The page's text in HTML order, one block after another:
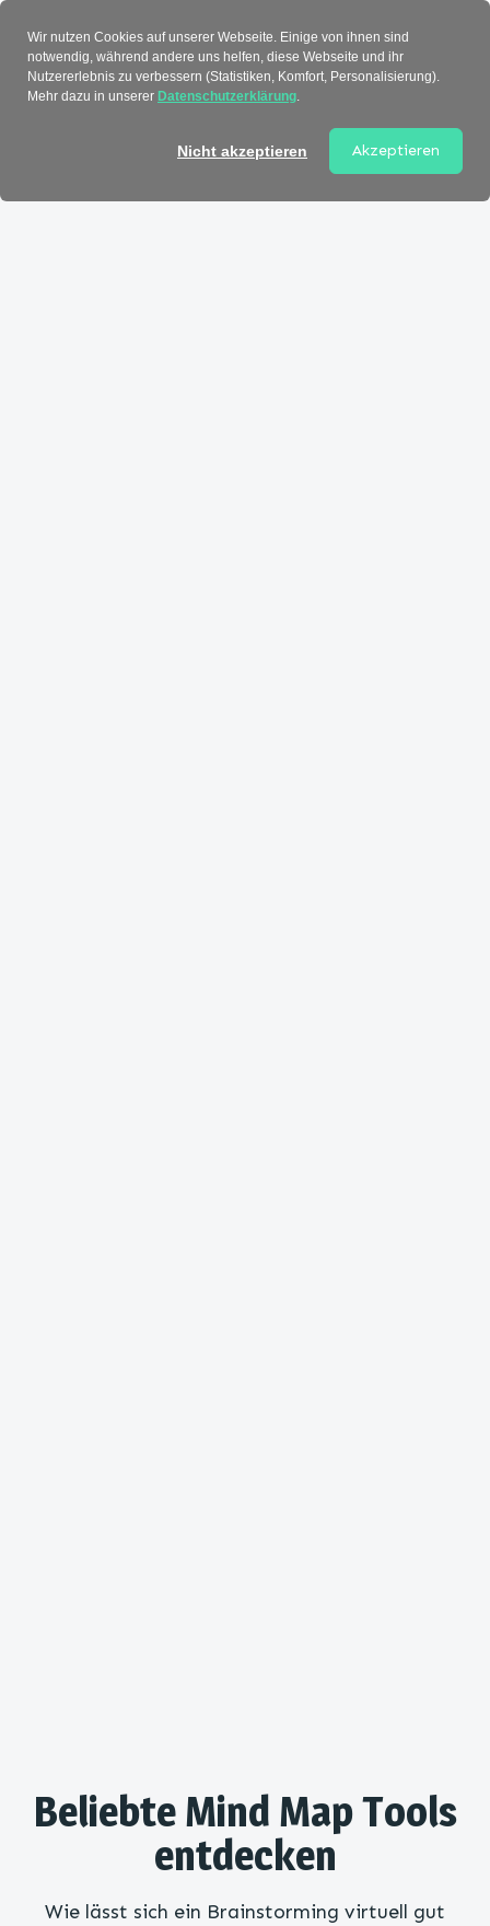
Beliebte Mind Map Tools
entdecken
Wie lässt sich ein Brainstorming virtuell gut
Wir nutzen Cookies auf unserer Webseite. Einige von ihnen sind
notwendig, während andere uns helfen, diese Webseite und ihr
Nutzererlebnis zu verbessern (Statistiken, Komfort, Personalisierung).
Mehr dazu in unserer Datenschutzerklärung.
Nicht akzeptieren Akzeptieren